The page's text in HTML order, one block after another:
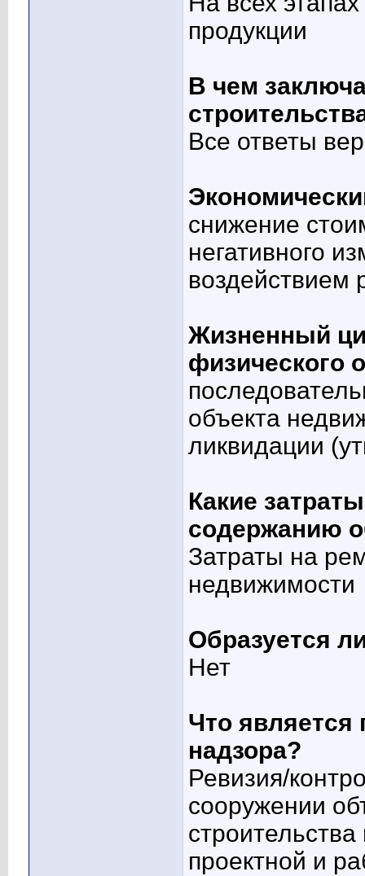
продукции
В чем
Все ответы
снижение
негативного
воздействием
Жизненный
физического
объекта
ликвидации
Какие
содержанию
Затраты на
недвижимости
Образуется
Нет
Что является
надзора?
Ревизия/
сооружении
проектной и